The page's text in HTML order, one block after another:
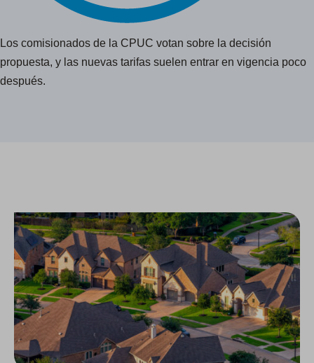
Los comisionados de la CPUC votan sobre la decisión
propuesta, y las nuevas tarifas suelen entrar en vigencia poco
después.